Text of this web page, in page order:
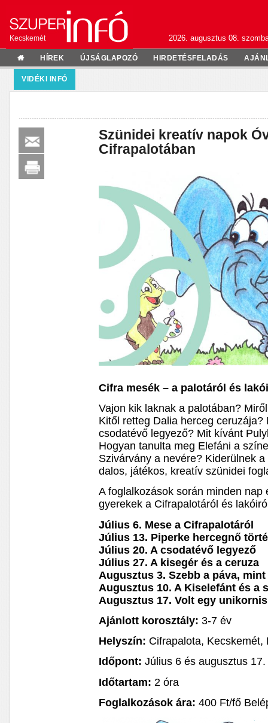
Kecskemét 2026. augusztus 08.
HÍREK ÚJSÁGLAPOZÓ HIRDETÉSFELADÁS
VIDÉKI INFÓ
Szünidei kreatív napok
Cifrapalotában
Cifra mesék – a palotáról és
Vajon kik laknak a palotában?
Kitől retteg Dalia herceg
csodatévő legyező? Mit kívánt
Hogyan tanulta meg Elefáni a
Szivárvány a nevére? Kiderülnek
dalos, játékos, kreatív szünidei
A foglalkozások során minden
gyerekek a Cifrapalotáról és
Július 6. Mese a Cifrapalotáról
Július 13. Piperke hercegnő
Július 20. A csodatévő legyező
Július 27. A kisegér és a ceruza
Augusztus 3. Szebb a páva,
Augusztus 10. A Kiselefánt és a
Augusztus 17. Volt egy unikornis
Ajánlott korosztály: 3-7 év
Helyszín: Cifrapalota, Kecskemét,
Időpont: Július 6 és augusztus
Időtartam: 2 óra
Foglalkozások ára: 400 Ft/fő